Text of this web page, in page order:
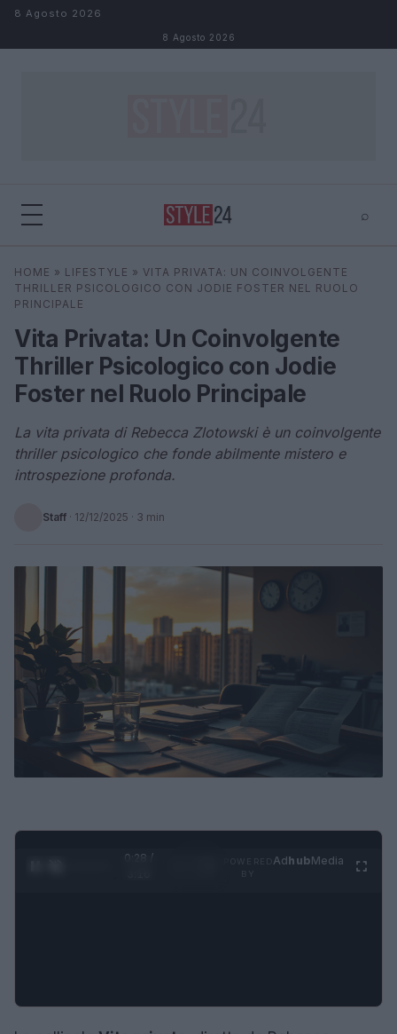
Salta al contenuto
8 Agosto 2026
8 Agosto 2026
⌕
Cerca ⌕
HOME » LIFESTYLE » VITA PRIVATA: UN COINVOLGENTE
THRILLER PSICOLOGICO CON JODIE FOSTER NEL RUOLO
PRINCIPALE
Vita Privata: Un Coinvolgente
Thriller Psicologico con Jodie
Foster nel Ruolo Principale
La vita privata di Rebecca Zlotowski è un coinvolgente
thriller psicologico che fonde abilmente mistero e
introspezione profonda.
Staff · 12/12/2025 · 3 min
0:29 /
AdhubMedia